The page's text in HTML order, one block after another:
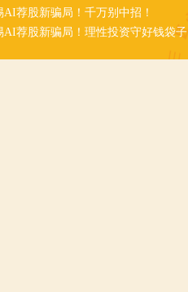
AI荐股新骗局！千万别中招！
AI荐股新骗局！理性投资守好钱袋子